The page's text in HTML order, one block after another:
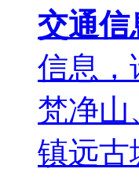
交通信
信息
梵净山
镇远古